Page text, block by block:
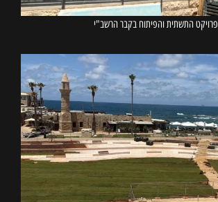
פרויקט התשתית והפיתוח בקבר הרשב"י